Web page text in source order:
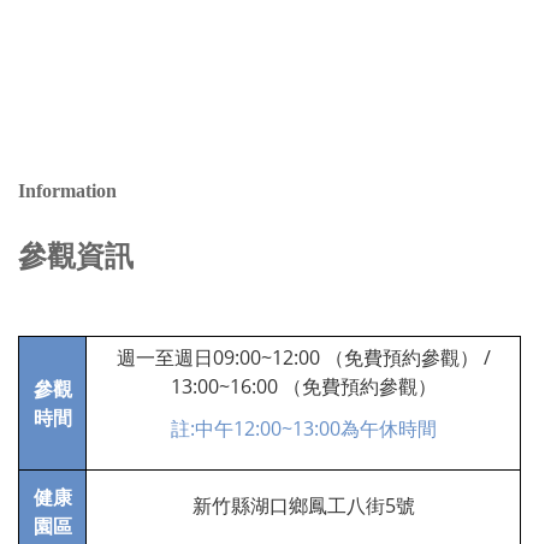
Information
參觀資訊
參觀
時間
週一至週日09:00~12:00 （免費預約參觀） /
13:00~16:00 （免費預約參觀）
註:中午12:00~13:00為午休時間
健康
園區
新竹縣湖口鄉鳳工八街5號